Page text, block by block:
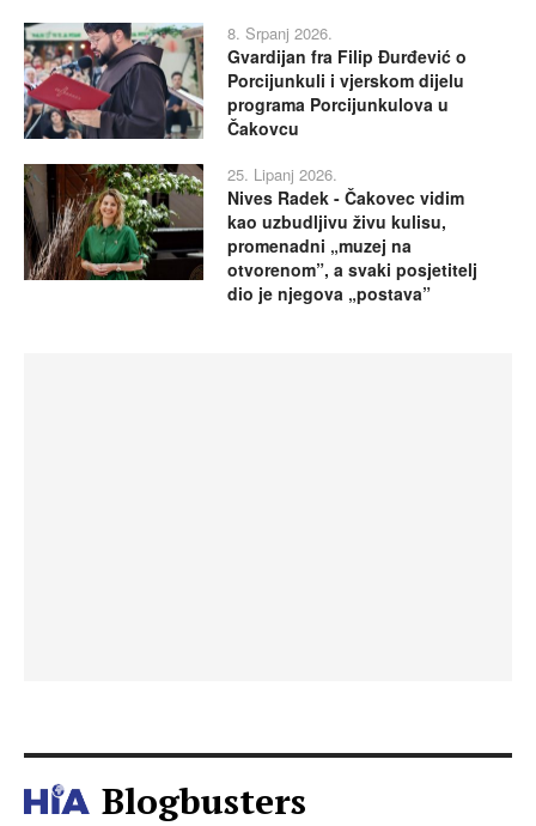
8. Srpanj 2026.
Gvardijan fra Filip Đurđević o
Porcijunkuli i vjerskom dijelu
programa Porcijunkulova u
Čakovcu
25. Lipanj 2026.
Nives Radek - Čakovec vidim
kao uzbudljivu živu kulisu,
promenadni „muzej na
otvorenom”, a svaki posjetitelj
dio je njegova „postava”
Blogbusters